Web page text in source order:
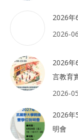
2026年
2026-
2026年
言教育
2026-
2026年
明會